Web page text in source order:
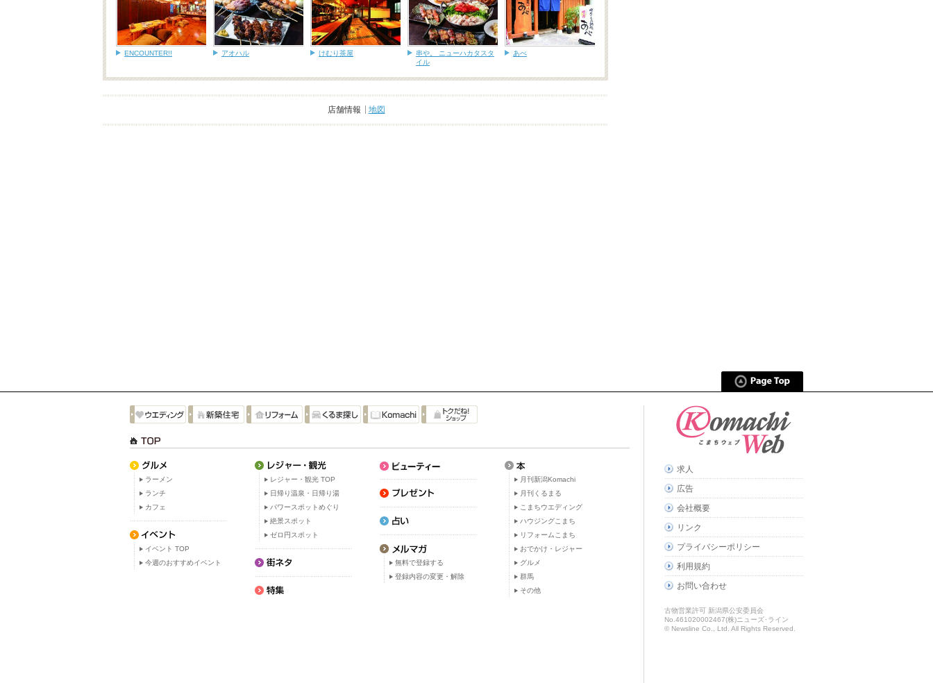
ENCOUNTER!! アオハル けむり茶屋
串や。 ニューハカタスタ
イル
あべ
店舗情報 地図
ラーメン
ランチ
カフェ
イベント TOP
今週のおすすめイベント
レジャー・観光 TOP
日帰り温泉・日帰り湯
パワースポットめぐり
絶景スポット
ゼロ円スポット
無料で登録する
登録内容の変更・解除
月刊新潟Komachi
月刊くるまる
こまちウエディング
ハウジングこまち
リフォームこまち
おでかけ・レジャー
グルメ
群馬
その他
求人
広告
会社概要
リンク
プライバシーポリシー
利用規約
お問い合わせ
古物営業許可 新潟県公安委員会
No.461020002467(株)ニューズ･ライン
© Newsline Co., Ltd. All Rights Reserved.